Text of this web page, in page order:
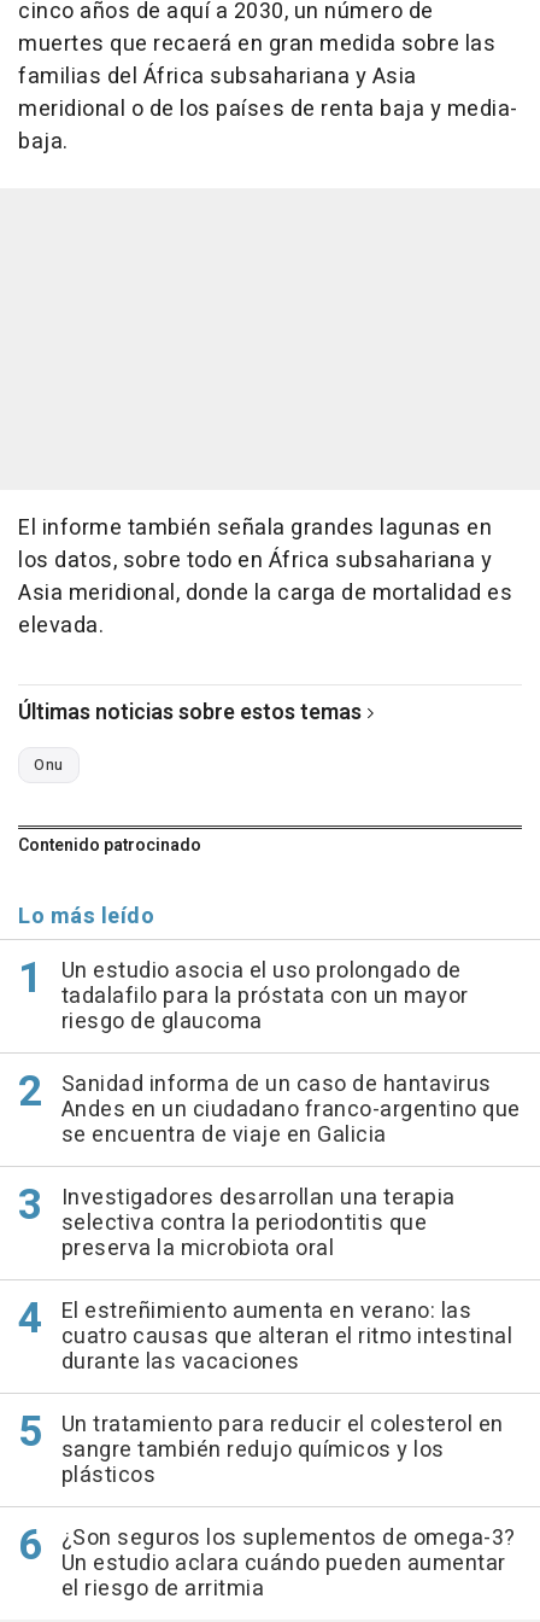
cinco años de aquí a 2030, un número de
muertes que recaerá en gran medida sobre las
familias del África subsahariana y Asia
meridional o de los países de renta baja y media-
baja.
El informe también señala grandes lagunas en
los datos, sobre todo en África subsahariana y
Asia meridional, donde la carga de mortalidad es
elevada.
Últimas noticias sobre estos temas
Onu
Contenido patrocinado
Lo más leído
Un estudio asocia el uso prolongado de
tadalafilo para la próstata con un mayor
riesgo de glaucoma
Sanidad informa de un caso de hantavirus
Andes en un ciudadano franco-argentino que
se encuentra de viaje en Galicia
Investigadores desarrollan una terapia
selectiva contra la periodontitis que
preserva la microbiota oral
El estreñimiento aumenta en verano: las
cuatro causas que alteran el ritmo intestinal
durante las vacaciones
Un tratamiento para reducir el colesterol en
sangre también redujo químicos y los
plásticos
¿Son seguros los suplementos de omega-3?
Un estudio aclara cuándo pueden aumentar
el riesgo de arritmia